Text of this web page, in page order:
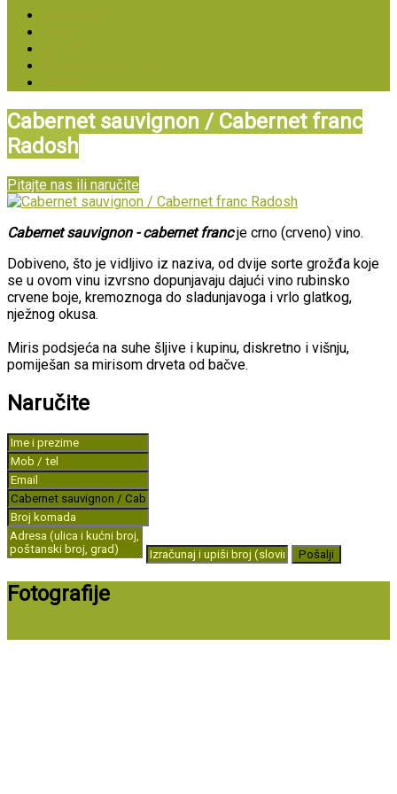
Cabernet sauvignon / Cabernet franc
Radosh
Pitajte nas ili naručite
Cabernet sauvignon - cabernet francje crno (crveno) vino.
Dobiveno, što je vidljivo iz naziva, od dvije sorte grožđa koje
se u ovom vinu izvrsno dopunjavaju dajući vino rubinsko
crvene boje, kremoznoga do sladunjavoga i vrlo glatkog,
nježnog okusa.
Miris podsjeća na suhe šljive i kupinu, diskretno i višnju,
pomiješan sa mirisom drveta od bačve.
Naručite
Fotografije